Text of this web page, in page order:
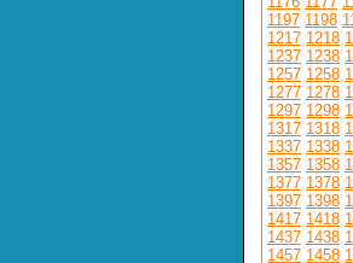
1197 1198
1217 1218
1237 1238
1257 1258
1277 1278
1297 1298
1317 1318
1337 1338
1357 1358
1377 1378
1397 1398
1417 1418
1437 1438
1457 1458